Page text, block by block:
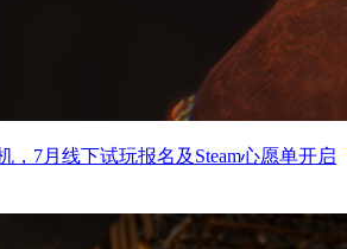
，7月线下试玩报名及Steam心愿单开启